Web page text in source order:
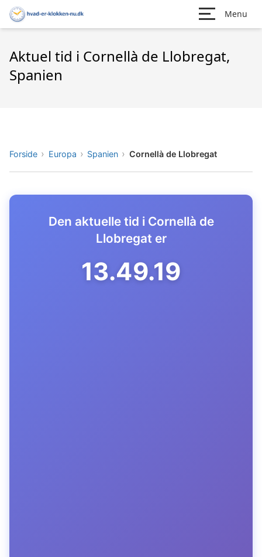
Menu
Aktuel tid i Cornellà de Llobregat,
Spanien
Forside Europa Spanien Cornellà de Llobregat
Den aktuelle tid i Cornellà de
Llobregat er
13.49.20